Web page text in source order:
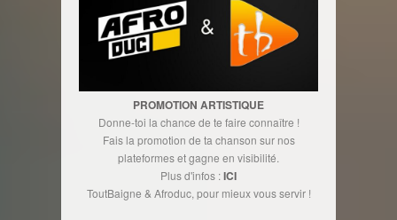
PROMOTION ARTISTIQUE
Donne-toi la chance de te faire connaître !
Fais la promotion de ta chanson sur nos
plateformes et gagne en visibilité.
Plus d'infos :ICI
ToutBaigne & Afroduc, pour mieux vous servir !